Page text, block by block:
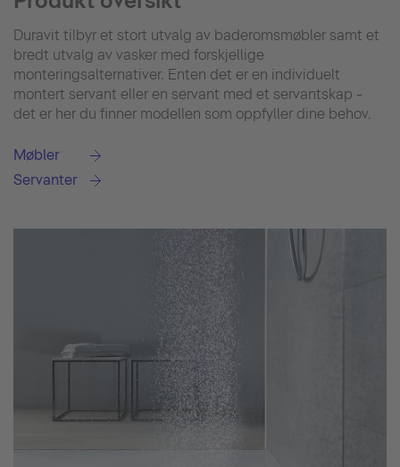
Duravit tilbyr et stort utvalg av baderomsmøbler samt et
bredt utvalg av vasker med forskjellige
monteringsalternativer. Enten det er en individuelt
montert servant eller en servant med et servantskap -
det er her du finner modellen som oppfyller dine behov.
Møbler
Servanter